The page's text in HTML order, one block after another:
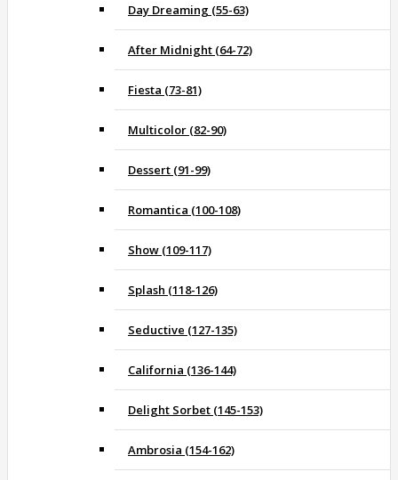
Day Dreaming (55-63)
After Midnight (64-72)
Fiesta (73-81)
Multicolor (82-90)
Dessert (91-99)
Romantica (100-108)
Show (109-117)
Splash (118-126)
Seductive (127-135)
California (136-144)
Delight Sorbet (145-153)
Ambrosia (154-162)